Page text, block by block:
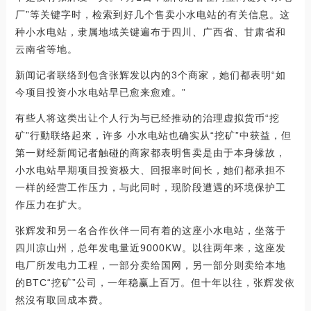
厂”等关键字时，检索到好几个售卖小水电站的有关信息。这
种小水电站，隶属地域关键遍布于四川、广西省、甘肃省和
云南省等地。
新闻记者联络到包含张辉发以内的3个商家，她们都表明“如
今项目投资小水电站早已愈来愈难。”
有些人将这类出让个人行为与已经推动的治理虚拟货币“挖
矿”行動联络起來，许多 小水电站也确实从“挖矿”中获益，但
第一财经新闻记者触碰的商家都表明售卖是由于本身缘故，
小水电站早期项目投资极大、回报率时间长，她们都承担不
一样的经营工作压力，与此同时，现阶段遭遇的环境保护工
作压力在扩大。
张辉发和另一名合作伙伴一同有着的这座小水电站，坐落于
四川凉山州，总年发电量近9000KW。以往两年来，这座发
电厂所发电力工程，一部分卖给国网，另一部分则卖给本地
的BTC“挖矿”公司，一年稳赢上百万。但十年以往，张辉发依
然沒有取回成本费。